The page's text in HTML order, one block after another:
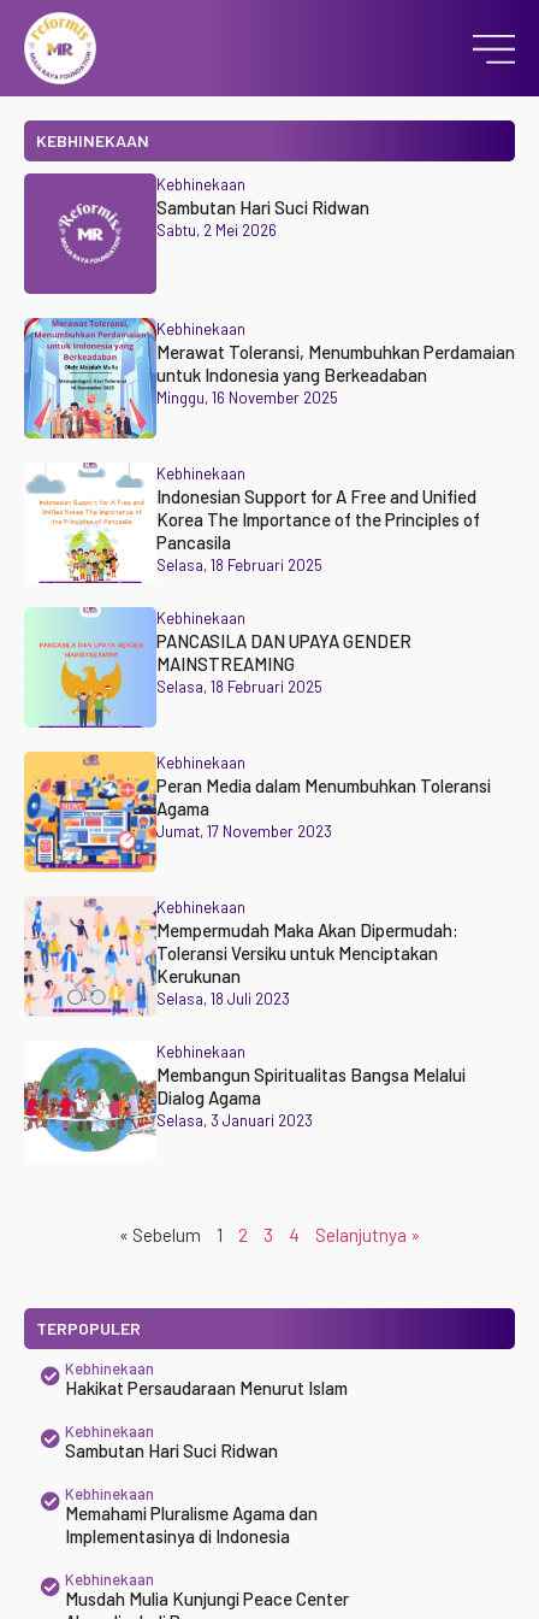
KEBHINEKAAN
Kebhinekaan
Sambutan Hari Suci Ridwan
Sabtu, 2 Mei 2026
Kebhinekaan
Merawat Toleransi, Menumbuhkan Perdamaian
untuk Indonesia yang Berkeadaban
Minggu, 16 November 2025
Kebhinekaan
Indonesian Support for A Free and Unified
Korea The Importance of the Principles of
Pancasila
Selasa, 18 Februari 2025
Kebhinekaan
PANCASILA DAN UPAYA GENDER
MAINSTREAMING
Selasa, 18 Februari 2025
Kebhinekaan
Peran Media dalam Menumbuhkan Toleransi
Agama
Jumat, 17 November 2023
Kebhinekaan
Mempermudah Maka Akan Dipermudah:
Toleransi Versiku untuk Menciptakan
Kerukunan
Selasa, 18 Juli 2023
Kebhinekaan
Membangun Spiritualitas Bangsa Melalui
Dialog Agama
Selasa, 3 Januari 2023
« Sebelum 1 2 3 4 Selanjutnya »
TERPOPULER
Kebhinekaan
Hakikat Persaudaraan Menurut Islam
Kebhinekaan
Sambutan Hari Suci Ridwan
Kebhinekaan
Memahami Pluralisme Agama dan
Implementasinya di Indonesia
Kebhinekaan
Musdah Mulia Kunjungi Peace Center